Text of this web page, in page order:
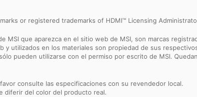
or registered trademarks of HDMI™ Licensing
que aparezca en el sitio web de MSI, son marcas
utilizados en los materiales son propiedad de sus
pueden utilizarse con el permiso por escrito de MSI.
consulte las especificaciones con su revendedor local.
diferir del color del producto real.